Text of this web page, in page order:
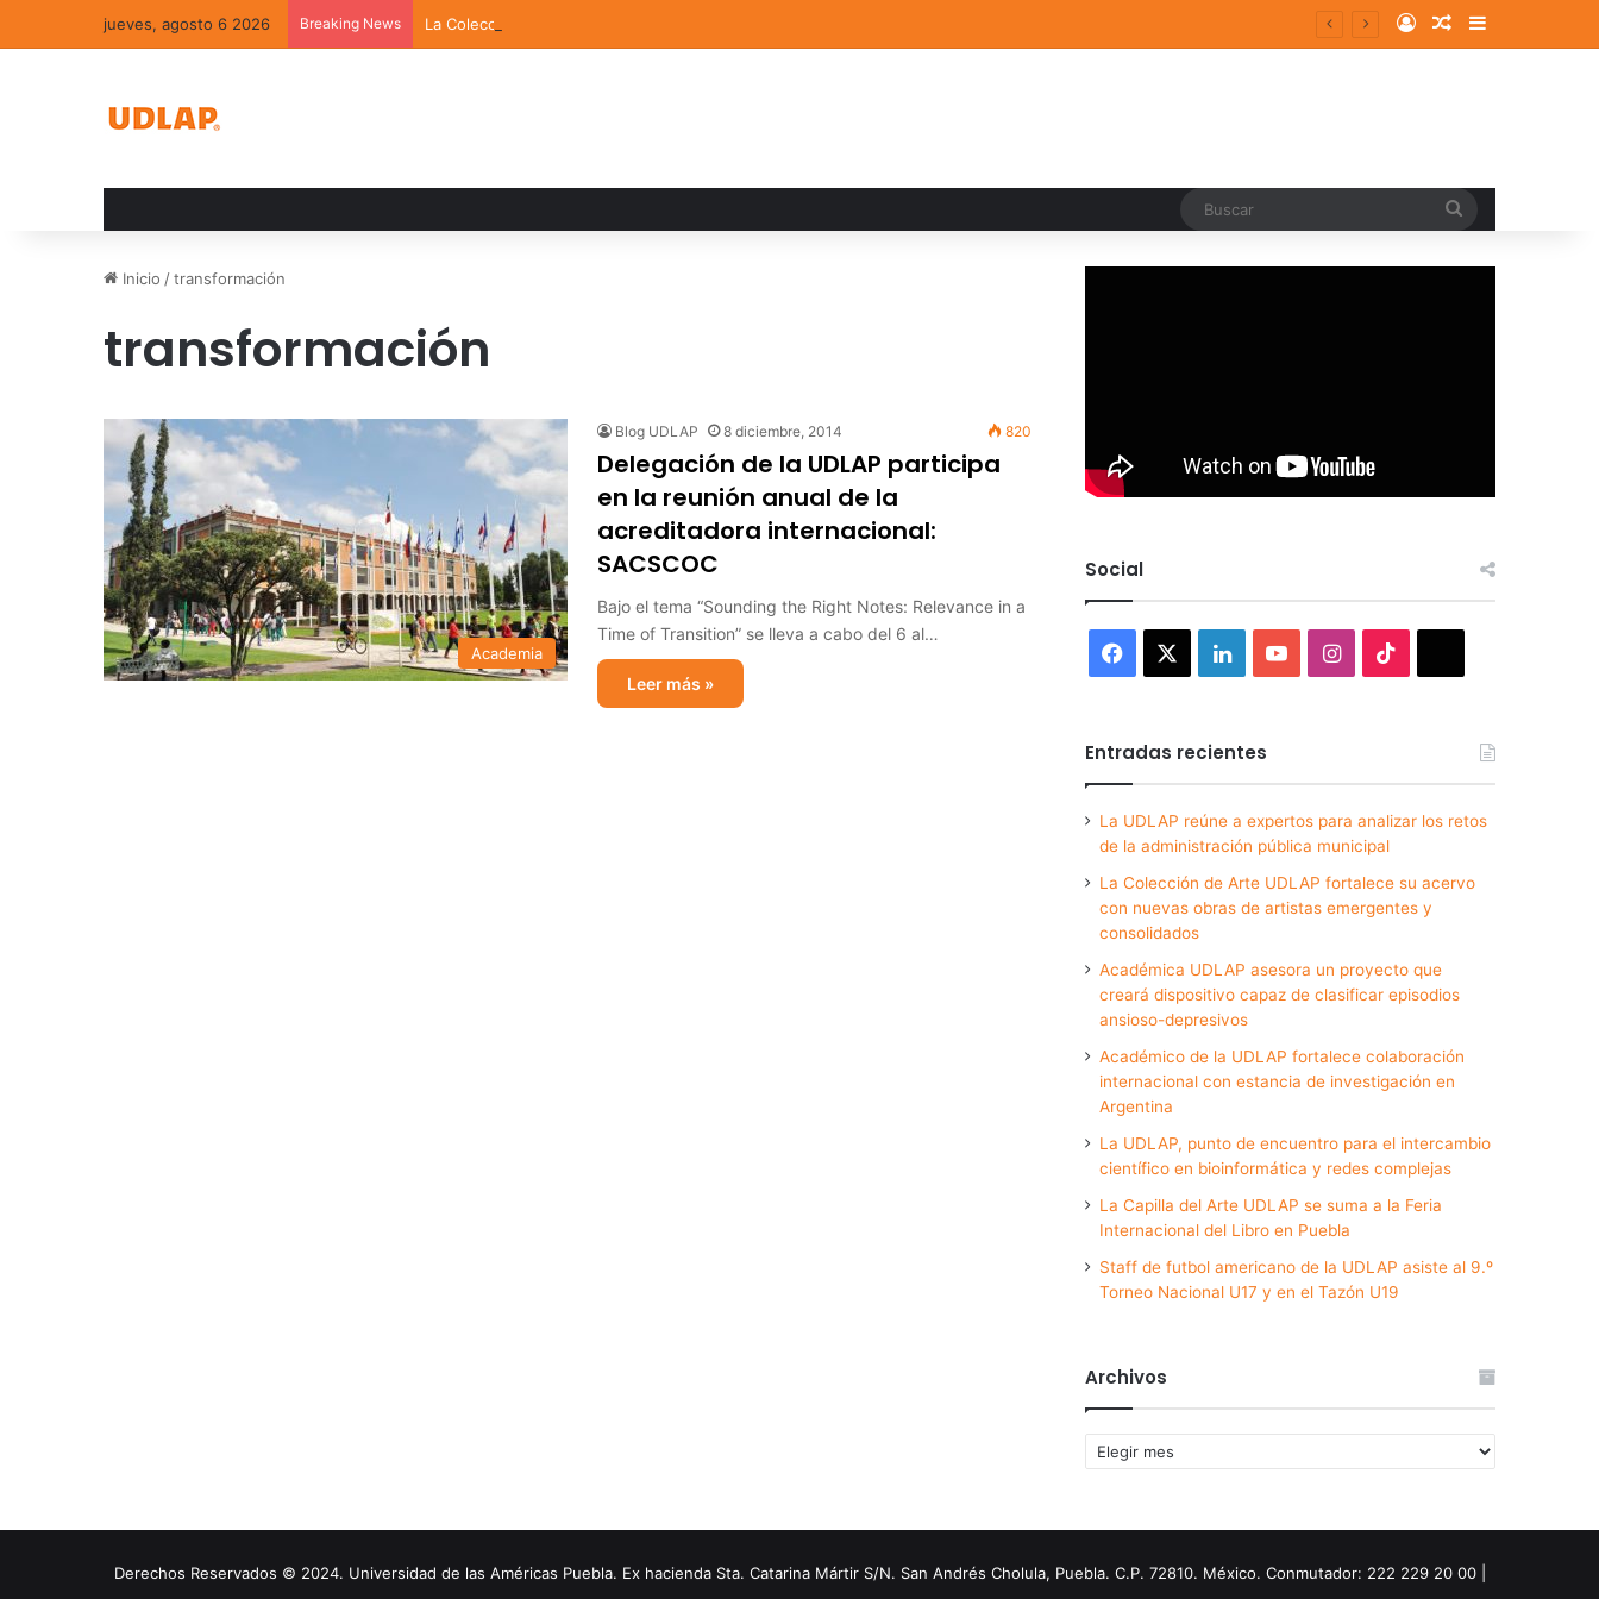
jueves, agosto 6 2026 Breaking News La Colección de Arte UDLAP fortalece su acervo con nuevas obras de artistas emergentes y consolidados Log InRandom Article
Sidebar
Inicio /transformación
transformación
Academia
Blog UDLAP 8 diciembre, 2014 820
Delegación de la UDLAP participa
en la reunión anual de la
acreditadora internacional:
SACSCOC
Bajo el tema “Sounding the Right Notes: Relevance in a
Time of Transition” se lleva a cabo del 6 al…
Leer más »
Social
Facebook LinkedInYouTubeInstagram
Entradas recientes
La UDLAP reúne a expertos para analizar los retos
de la administración pública municipal
La Colección de Arte UDLAP fortalece su acervo
con nuevas obras de artistas emergentes y
consolidados
Académica UDLAP asesora un proyecto que
creará dispositivo capaz de clasificar episodios
ansioso-depresivos
Académico de la UDLAP fortalece colaboración
internacional con estancia de investigación en
Argentina
La UDLAP, punto de encuentro para el intercambio
científico en bioinformática y redes complejas
La Capilla del Arte UDLAP se suma a la Feria
Internacional del Libro en Puebla
Staff de futbol americano de la UDLAP asiste al 9.º
Torneo Nacional U17 y en el Tazón U19
Archivos
Archivos
Derechos Reservados © 2024. Universidad de las Américas Puebla. Ex hacienda Sta. Catarina Mártir S/N. San Andrés Cholula, Puebla. C.P. 72810. México. Conmutador: 222 229 20 00 |